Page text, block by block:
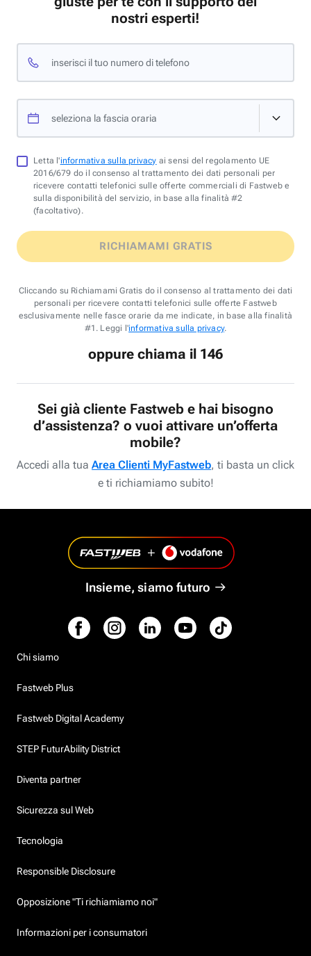
nostri esperti!
inserisci il tuo numero di telefono
seleziona la fascia oraria
Letta l'informativa sulla privacy ai sensi del regolamento UE
2016/679 do il consenso al trattamento dei dati personali per
ricevere contatti telefonici sulle offerte commerciali di Fastweb e
sulla disponibilità del servizio, in base alla finalità #2
(facoltativo).
RICHIAMAMI GRATIS
Cliccando su Richiamami Gratis do il consenso al trattamento dei dati
personali per ricevere contatti telefonici sulle offerte Fastweb
esclusivamente nelle fasce orarie da me indicate, in base alla finalità
#1. Leggi l'informativa sulla privacy.
oppure chiama il 146
Sei già cliente Fastweb e hai bisogno
d’assistenza? o vuoi attivare un’offerta
mobile?
Accedi alla tua Area Clienti MyFastweb, ti basta un click
e ti richiamiamo subito!
Insieme, siamo futuro
Chi siamo
Fastweb Plus
Fastweb Digital Academy
STEP FuturAbility District
Diventa partner
Sicurezza sul Web
Tecnologia
Responsible Disclosure
Opposizione "Ti richiamiamo noi"
Informazioni per i consumatori